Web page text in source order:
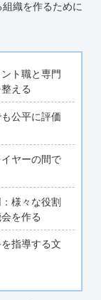
織を作るために
ト職と専門
える
公平に評価
ヤーの間で
様々な役割
を作る
指導する文